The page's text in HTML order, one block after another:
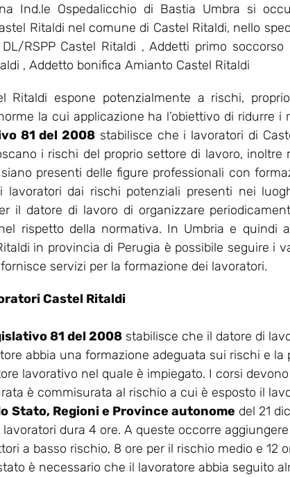
Ind.le Ospedalicchio di Bastia Umbra si
Ritaldi nel comune di Castel Ritaldi, nello
RSPP Castel Ritaldi , Addetti primo soccorso
, Addetto bonifica Amianto Castel Ritaldi
Ritaldi espone potenzialmente a rischi,
la cui applicazione ha l’obiettivo di ridurre i
81 del 2008 stabilisce che i lavoratori di
i rischi del proprio settore di lavoro, inoltre
presenti delle figure professionali con
dai rischi potenziali presenti nei
il datore di lavoro di organizzare
rispetto della normativa. In Umbria e quindi
in provincia di Perugia è possibile seguire i
servizi per la formazione dei lavoratori.
Castel Ritaldi
81 del 2008 stabilisce che il datore di
abbia una formazione adeguata sui rischi e la
lavorativo nel quale è impiegato. I corsi
è commisurata al rischio a cui è esposto il
Stato, Regioni e Province autonome del 21
dura 4 ore. A queste occorre
a basso rischio, 8 ore per il rischio medio e 12
è necessario che il lavoratore abbia seguito